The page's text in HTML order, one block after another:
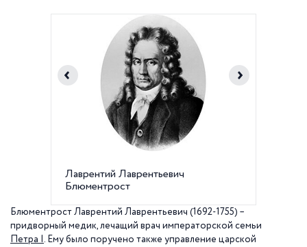
Лаврентий Лаврентьевич
Блюментрост
Блюментрост Лаврентий Лаврентьевич (1692-1755) –
придворный медик, лечащий врач императорской семьи
Петра I . Ему было поручено также управление царской